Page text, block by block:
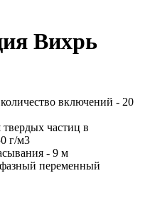
Вихрь
включений - 20
частиц в
г/м3
- 9 м
переменный